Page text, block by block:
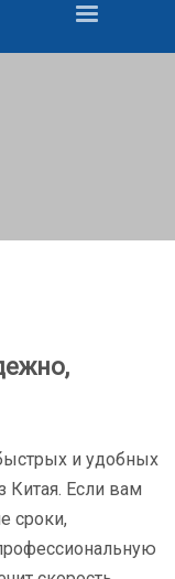
и удобных
Китая. Если вам
сроки,